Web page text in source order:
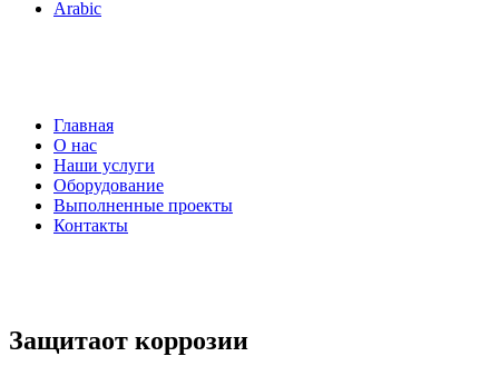
Arabic
Главная
О нас
Наши услуги
Оборудование
Выполненные проекты
Контакты
Защитаот коррозии